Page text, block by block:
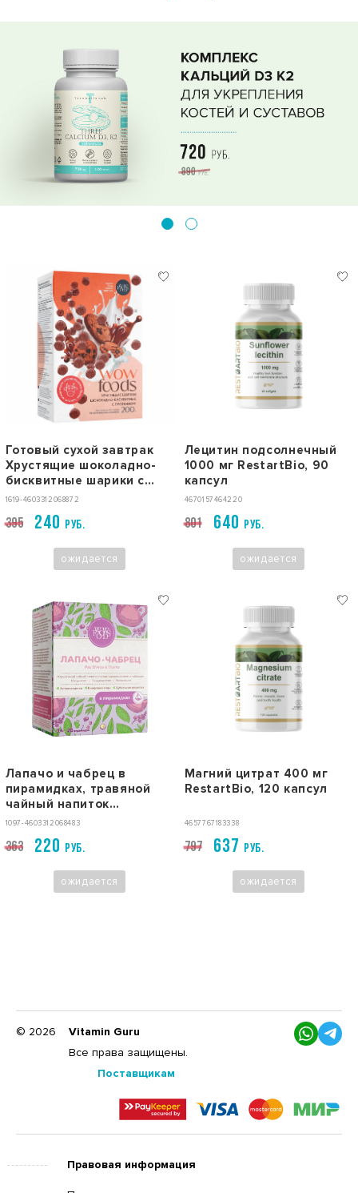
Готовый сухой завтрак
Хрустящие шоколадно-
бисквитные шарики с
протеином без сахара
1619-4603312068872
395 240 РУБ.
ожидается
Лецитин подсолнечный
1000 мг RestartBio, 90
капсул
4670157464220
801 640 РУБ.
ожидается
Лапачо и чабрец в
пирамидках, травяной
чайный напиток
WOWFOODS, Pau D'Arco &
пирамидок
1097-4603312068483
363 220 РУБ.
ожидается
Магний цитрат 400 мг
RestartBio, 120 капсул
4657767183338
797 637 РУБ.
ожидается
© 2026
Vitamin Guru
Все права защищены.
Поставщикам
Правовая информация